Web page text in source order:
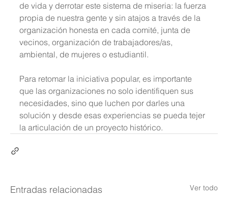
de vida y derrotar este sistema de miseria: la fuerza
propia de nuestra gente y sin atajos a través de la
organización honesta en cada comité, junta de
vecinos, organización de trabajadores/as,
ambiental, de mujeres o estudiantil.
Para retomar la iniciativa popular, es importante
que las organizaciones no solo identifiquen sus
necesidades, sino que luchen por darles una
solución y desde esas experiencias se pueda tejer
la articulación de un proyecto histórico.
Entradas relacionadas Ver todo